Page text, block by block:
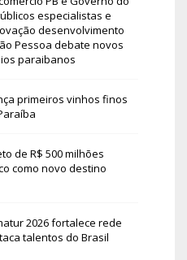
especialistas e
desenvolvimento
Pessoa debate novos
paraibanos
primeiros vinhos finos
de R$ 500 milhões
como novo destino
2026 fortalece rede
talentos do Brasil